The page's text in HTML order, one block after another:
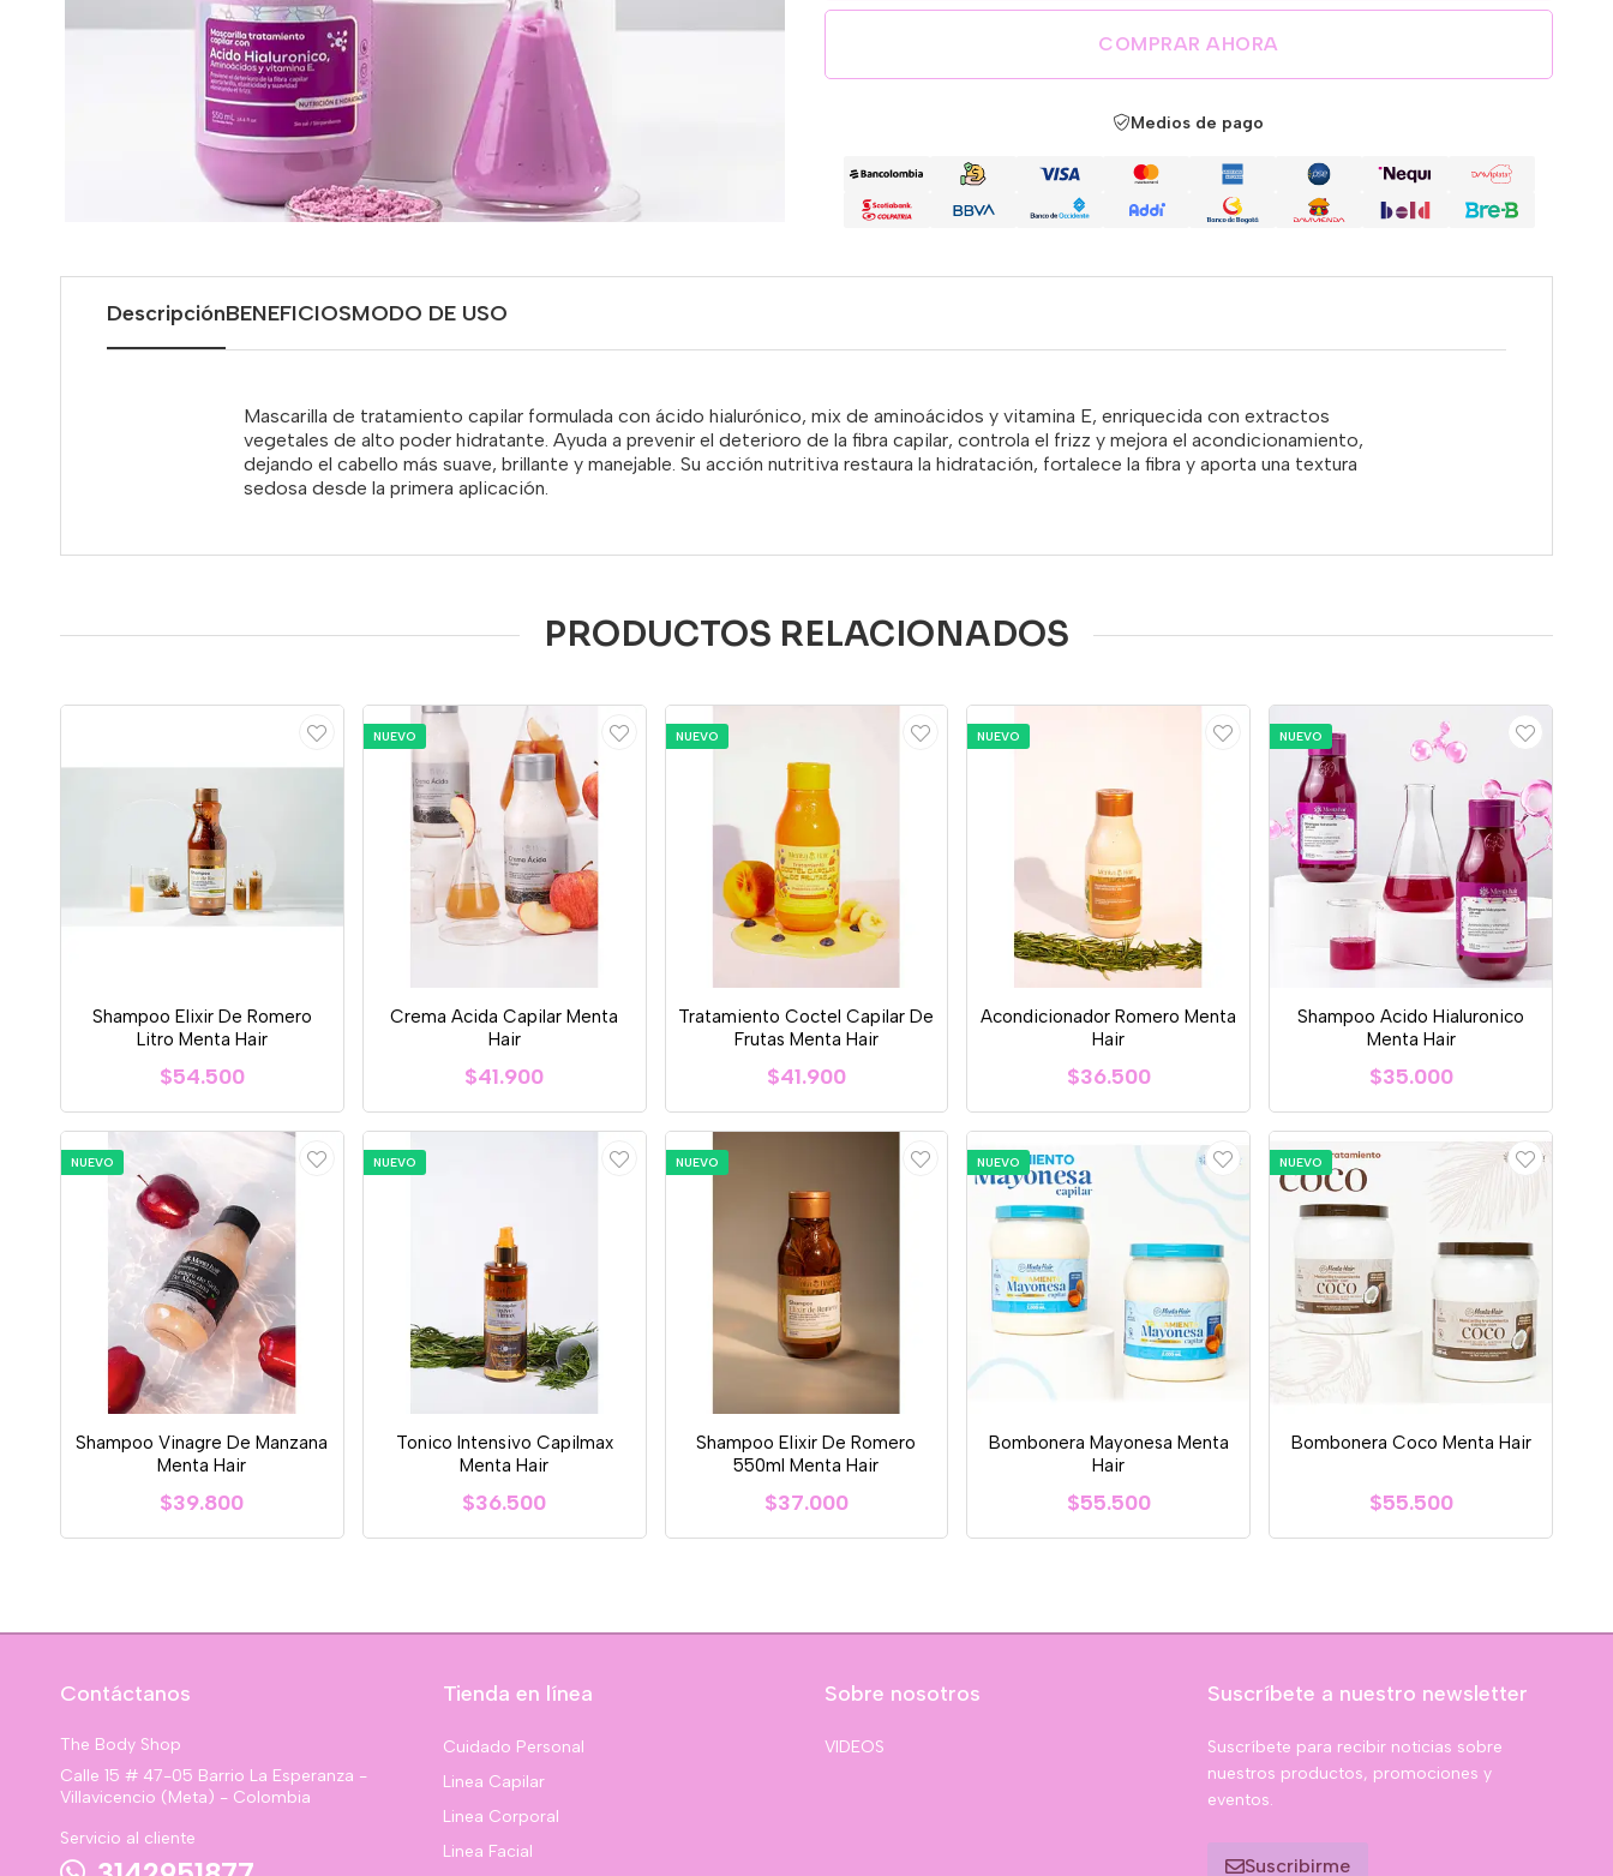
COMPRAR AHORA
Medios de pago
DescripciónBENEFICIOSMODO DE USO
Mascarilla de tratamiento capilar formulada con ácido hialurónico, mix de aminoácidos y vitamina E, enriquecida con extractos
vegetales de alto poder hidratante. Ayuda a prevenir el deterioro de la fibra capilar, controla el frizz y mejora el acondicionamiento,
dejando el cabello más suave, brillante y manejable. Su acción nutritiva restaura la hidratación, fortalece la fibra y aporta una textura
sedosa desde la primera aplicación.
PRODUCTOS RELACIONADOS
Shampoo Elixir De Romero
Litro Menta Hair
$54.500
NUEVO
Crema Acida Capilar Menta
Hair
$41.900
NUEVO
Tratamiento Coctel Capilar De
Frutas Menta Hair
$41.900
NUEVO
Acondicionador Romero Menta
Hair
$36.500
NUEVO
Shampoo Acido Hialuronico
Menta Hair
$35.000
NUEVO
Shampoo Vinagre De Manzana
Menta Hair
$39.800
NUEVO
Tonico Intensivo Capilmax
Menta Hair
$36.500
NUEVO
Shampoo Elixir De Romero
550ml Menta Hair
$37.000
NUEVO
Bombonera Mayonesa Menta
Hair
$55.500
NUEVO
Bombonera Coco Menta Hair
$55.500
Contáctanos
The Body Shop
Calle 15 # 47-05 Barrio La Esperanza -
Villavicencio (Meta) - Colombia
Servicio al cliente
Tienda en línea
Cuidado Personal
Linea Capilar
Linea Corporal
Linea Facial
Sobre nosotros
VIDEOS
Suscríbete a nuestro newsletter
Suscríbete para recibir noticias sobre
nuestros productos, promociones y
eventos.
Suscribirme